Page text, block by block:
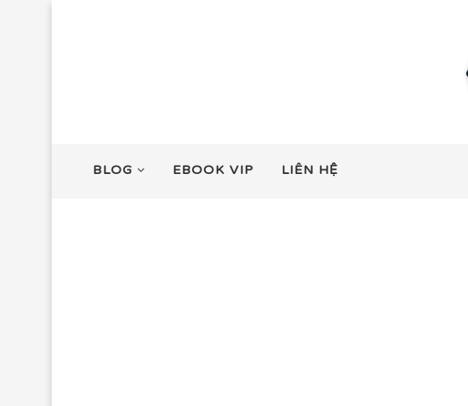
BLOG EBOOK VIP LIÊN HỆ